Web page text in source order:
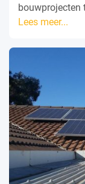
bouwprojecten
Lees meer...